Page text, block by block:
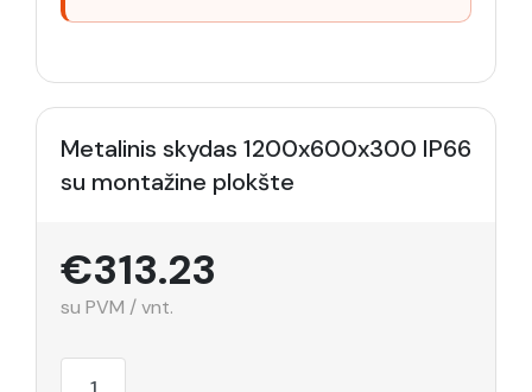
Metalinis skydas 1200x600x300 IP66
su montažine plokšte
€313.23
su PVM / vnt.